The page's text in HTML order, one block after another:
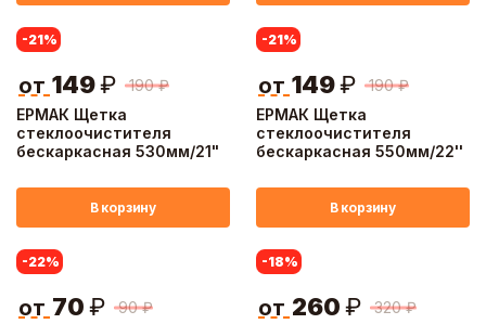
ЕРМАК Щетка
стеклоочистителя
бескаркасная 530мм/21"
-21%
190 ₽
от 149₽
В корзину
ЕРМАК Щетка
стеклоочистителя
бескаркасная 550мм/22''
-21%
190 ₽
от 149₽
В корзину
-22%
90 ₽
от 70 ₽
-18%
320 ₽
от 260 ₽